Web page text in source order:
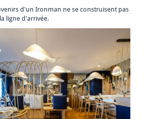
d'un Ironman ne se construisent pas
ligne d'arrivée.